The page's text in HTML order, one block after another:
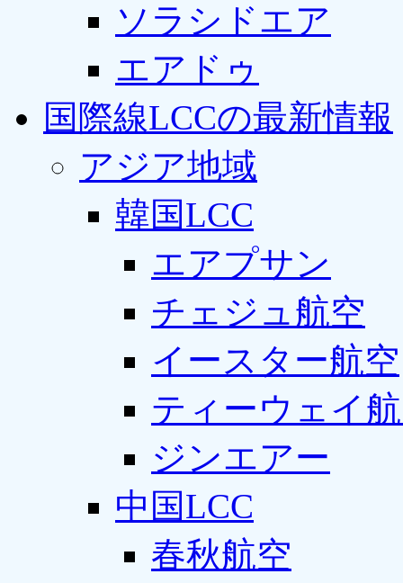
ソラシドエア
エアドゥ
国際線LCCの最新情報
アジア地域
韓国LCC
エアプサン
チェジュ航空
イースター航空
ティーウェイ
ジンエアー
中国LCC
春秋航空